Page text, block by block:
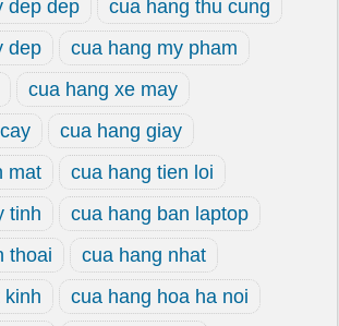
dep dep
cua hang thu cung
dep
cua hang my pham
cua hang xe may
cua hang giay
mat
cua hang tien loi
tinh
cua hang ban laptop
thoai
cua hang nhat
kinh
cua hang hoa ha noi